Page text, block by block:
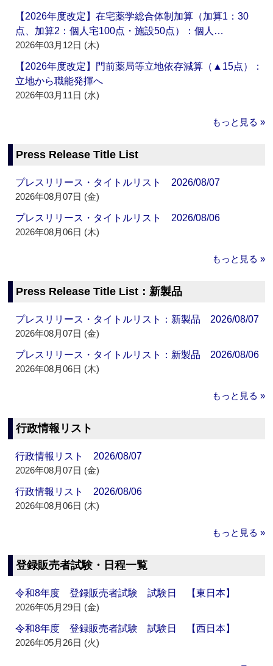
【2026年度改定】在宅薬学総合体制加算（加算1：30
点、加算2：個人宅100点・施設50点）：個人…
2026年03月12日 (木)
【2026年度改定】門前薬局等立地依存減算（▲15点）：
立地から職能発揮へ
2026年03月11日 (水)
もっと見る »
Press Release Title List
プレスリリース・タイトルリスト 2026/08/07
2026年08月07日 (金)
プレスリリース・タイトルリスト 2026/08/06
2026年08月06日 (木)
もっと見る »
Press Release Title List：新製品
プレスリリース・タイトルリスト：新製品 2026/08/07
2026年08月07日 (金)
プレスリリース・タイトルリスト：新製品 2026/08/06
2026年08月06日 (木)
もっと見る »
行政情報リスト
行政情報リスト 2026/08/07
2026年08月07日 (金)
行政情報リスト 2026/08/06
2026年08月06日 (木)
もっと見る »
登録販売者試験・日程一覧
令和8年度 登録販売者試験 試験日 【東日本】
2026年05月29日 (金)
令和8年度 登録販売者試験 試験日 【西日本】
2026年05月26日 (火)